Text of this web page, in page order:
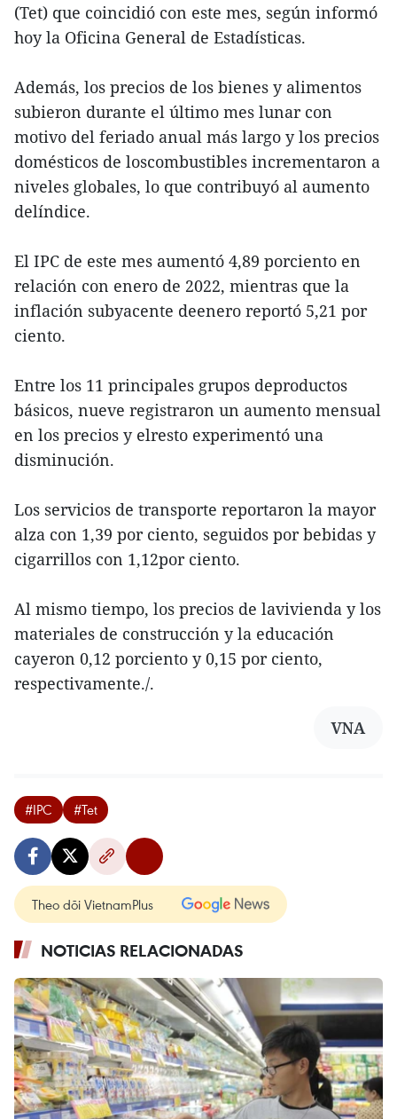
(Tet) que coincidió con este mes, según informó
hoy la Oficina General de Estadísticas.
Además, los precios de los bienes y alimentos
subieron durante el último mes lunar con
motivo del feriado anual más largo y los precios
domésticos de loscombustibles incrementaron a
niveles globales, lo que contribuyó al aumento
delíndice.
El IPC de este mes aumentó 4,89 porciento en
relación con enero de 2022, mientras que la
inflación subyacente deenero reportó 5,21 por
ciento.
Entre los 11 principales grupos deproductos
básicos, nueve registraron un aumento mensual
en los precios y elresto experimentó una
disminución.
Los servicios de transporte reportaron la mayor
alza con 1,39 por ciento, seguidos por bebidas y
cigarrillos con 1,12por ciento.
Al mismo tiempo, los precios de lavivienda y los
materiales de construcción y la educación
cayeron 0,12 porciento y 0,15 por ciento,
respectivamente./.
VNA
#IPC #Tet
Theo dõi VietnamPlus
NOTICIAS RELACIONADAS